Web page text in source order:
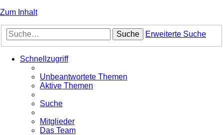
Zum Inhalt
Suche Erweiterte Suche
Schnellzugriff
Unbeantwortete Themen
Aktive Themen
Suche
Mitglieder
Das Team